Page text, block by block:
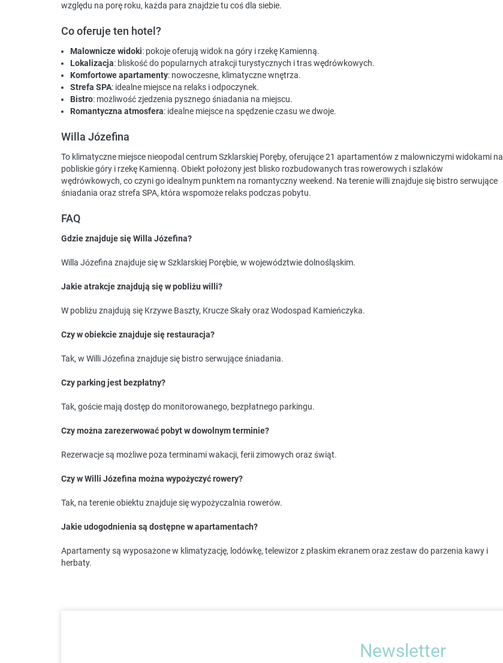
względu na porę roku, każda para znajdzie tu coś dla siebie.
Co oferuje ten hotel?
Malownicze widoki: pokoje oferują widok na góry i rzekę Kamienną.
Lokalizacja: bliskość do popularnych atrakcji turystycznych i tras wędrówkowych.
Komfortowe apartamenty: nowoczesne, klimatyczne wnętrza.
Strefa SPA: idealne miejsce na relaks i odpoczynek.
Bistro: możliwość zjedzenia pysznego śniadania na miejscu.
Romantyczna atmosfera: idealne miejsce na spędzenie czasu we dwoje.
Willa Józefina
To klimatyczne miejsce nieopodal centrum Szklarskiej Poręby, oferujące 21 apartamentów z malowniczymi widokami na
pobliskie góry i rzekę Kamienną. Obiekt położony jest blisko rozbudowanych tras rowerowych i szlaków
wędrówkowych, co czyni go idealnym punktem na romantyczny weekend. Na terenie willi znajduje się bistro serwujące
śniadania oraz strefa SPA, która wspomoże relaks podczas pobytu.
FAQ
Gdzie znajduje się Willa Józefina?
Willa Józefina znajduje się w Szklarskiej Porębie, w województwie dolnośląskim.
Jakie atrakcje znajdują się w pobliżu willi?
W pobliżu znajdują się Krzywe Baszty, Krucze Skały oraz Wodospad Kamieńczyka.
Czy w obiekcie znajduje się restauracja?
Tak, w Willi Józefina znajduje się bistro serwujące śniadania.
Czy parking jest bezpłatny?
Tak, goście mają dostęp do monitorowanego, bezpłatnego parkingu.
Czy można zarezerwować pobyt w dowolnym terminie?
Rezerwacje są możliwe poza terminami wakacji, ferii zimowych oraz świąt.
Czy w Willi Józefina można wypożyczyć rowery?
Tak, na terenie obiektu znajduje się wypożyczalnia rowerów.
Jakie udogodnienia są dostępne w apartamentach?
Apartamenty są wyposażone w klimatyzację, lodówkę, telewizor z płaskim ekranem oraz zestaw do parzenia kawy i
herbaty.
Newsletter